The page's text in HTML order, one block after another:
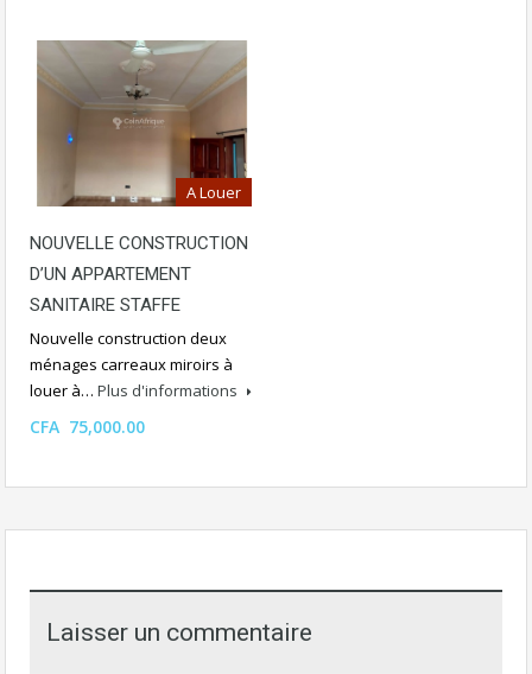
A Louer
NOUVELLE CONSTRUCTION
D’UN APPARTEMENT
SANITAIRE STAFFE
Nouvelle construction deux
ménages carreaux miroirs à
louer à… Plus d'informations
CFA 75,000.00
Laisser un commentaire